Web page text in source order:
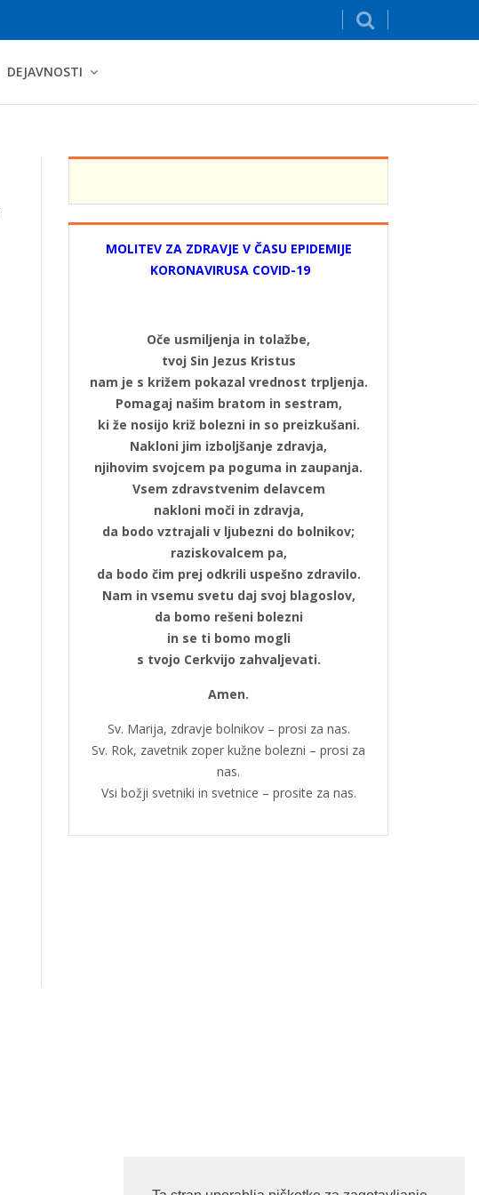
DEJAVNOSTI
MOLITEV ZA ZDRAVJE V ČASU EPIDEMIJE
KORONAVIRUSA COVID-19
Oče usmiljenja in tolažbe,
tvoj Sin Jezus Kristus
nam je s križem pokazal vrednost trpljenja.
Pomagaj našim bratom in sestram,
ki že nosijo križ bolezni in so preizkušani.
Nakloni jim izboljšanje zdravja,
njihovim svojcem pa poguma in zaupanja.
Vsem zdravstvenim delavcem
nakloni moči in zdravja,
da bodo vztrajali v ljubezni do bolnikov;
raziskovalcem pa,
da bodo čim prej odkrili uspešno zdravilo.
Nam in vsemu svetu daj svoj blagoslov,
da bomo rešeni bolezni
in se ti bomo mogli
s tvojo Cerkvijo zahvaljevati.
Amen.
Sv. Marija, zdravje bolnikov – prosi za nas.
Sv. Rok, zavetnik zoper kužne bolezni – prosi za
nas.
Vsi božji svetniki in svetnice – prosite za nas.